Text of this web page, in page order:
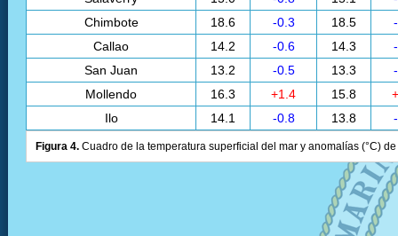
Chimbote
18.6 -0.3 18.5
Callao
14.2 -0.6 14.3
San Juan
13.2 -0.5 13.3
Mollendo
16.3 +1.4 15.8
Ilo
14.1 -0.8 13.8
Figura 4. Cuadro de la temperatura superficial del mar y anomalías (°C)